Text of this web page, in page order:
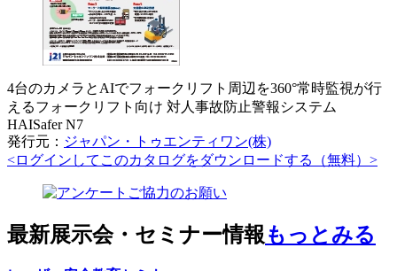
4台のカメラとAIでフォークリフト周辺を360°常時監視が行
えるフォークリフト向け 対人事故防止警報システム
HAISafer N7
発行元： ジャパン・トゥエンティワン(株)
<ログインしてこのカタログをダウンロードする（無料）>
最新展示会・セミナー情報もっとみる